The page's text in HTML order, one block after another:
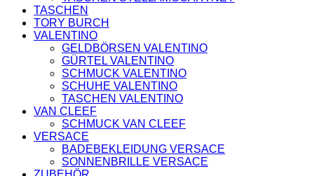
TASCHEN
TORY BURCH
VALENTINO
GELDBÖRSEN VALENTINO
GÜRTEL VALENTINO
SCHMUCK VALENTINO
SCHUHE VALENTINO
TASCHEN VALENTINO
VAN CLEEF
SCHMUCK VAN CLEEF
VERSACE
BADEBEKLEIDUNG VERSACE
SONNENBRILLE VERSACE